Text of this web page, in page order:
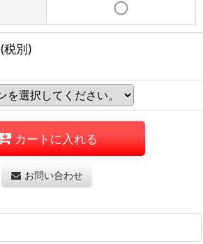
(税別)
カートに入れる
お問い合わせ